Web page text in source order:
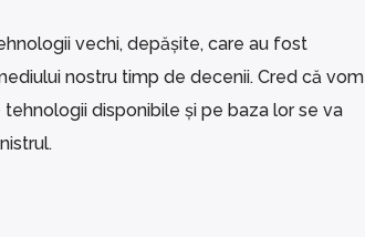
vechi, depășite, care au fost
nostru timp de decenii. Cred că vom
disponibile și pe baza lor se va